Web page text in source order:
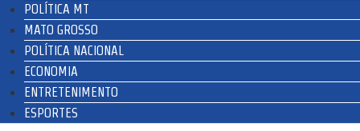
POLÍTICA MT
MATO GROSSO
POLÍTICA NACIONAL
ECONOMIA
ENTRETENIMENTO
ESPORTES